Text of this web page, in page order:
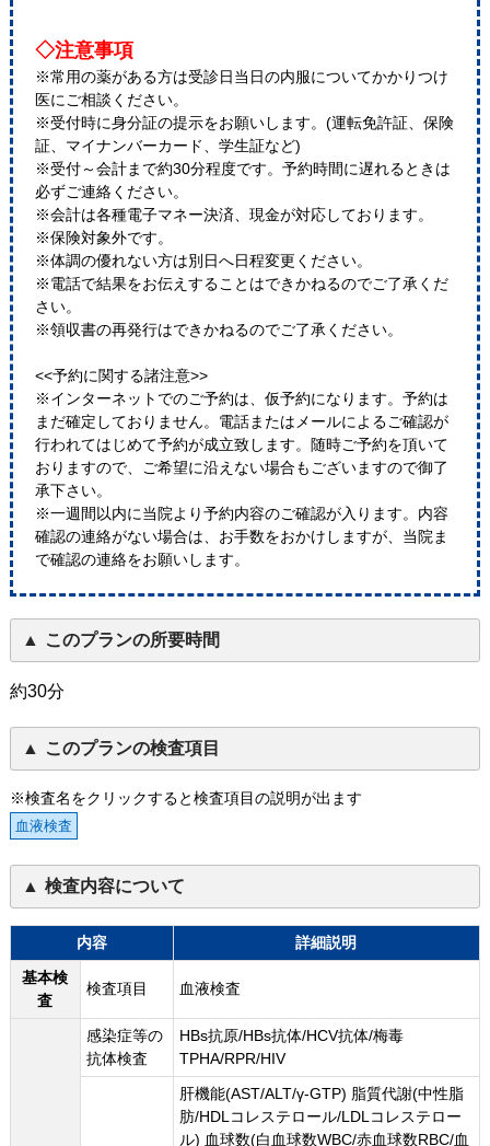
◇注意事項
※常用の薬がある方は受診日当日の内服についてかかりつけ
医にご相談ください。
※受付時に身分証の提示をお願いします。(運転免許証、保険
証、マイナンバーカード、学生証など)
※受付～会計まで約30分程度です。予約時間に遅れるときは
必ずご連絡ください。
※会計は各種電子マネー決済、現金が対応しております。
※保険対象外です。
※体調の優れない方は別日へ日程変更ください。
※電話で結果をお伝えすることはできかねるのでご了承くだ
さい。
※領収書の再発行はできかねるのでご了承ください。
<<予約に関する諸注意>>
※インターネットでのご予約は、仮予約になります。予約は
まだ確定しておりません。電話またはメールによるご確認が
行われてはじめて予約が成立致します。随時ご予約を頂いて
おりますので、ご希望に沿えない場合もございますので御了
承下さい。
※一週間以内に当院より予約内容のご確認が入ります。内容
確認の連絡がない場合は、お手数をおかけしますが、当院ま
で確認の連絡をお願いします。
このプランの所要時間
約30分
このプランの検査項目
※検査名をクリックすると検査項目の説明が出ます
血液検査
検査内容について
内容
詳細説明
基本検
査
検査項目 血液検査
感染症等の
抗体検査
HBs抗原/HBs抗体/HCV抗体/梅毒
TPHA/RPR/HIV
肝機能(AST/ALT/γ-GTP) 脂質代謝(中性脂
肪/HDLコレステロール/LDLコレステロー
ル) 血球数(白血球数WBC/赤血球数RBC/血